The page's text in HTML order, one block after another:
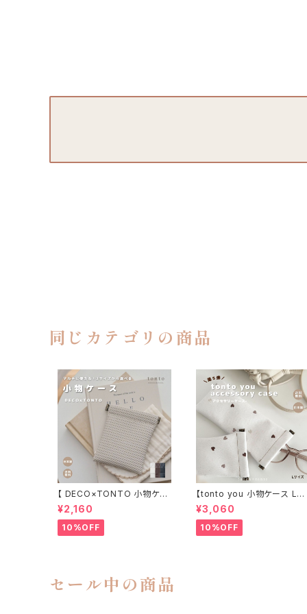
同じカテゴリの商品
【 DECO×TONTO 小物ケー
ス】
¥2,160
10%OFF
【tonto you 小物ケース Lサ
イズ】
¥3,060
10%OFF
セール中の商品